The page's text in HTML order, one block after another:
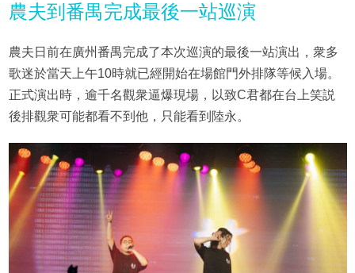
農夫到番禺完成最後一站巡演
農夫日前在廣州番禺完成了本次巡演的最後一站演出，衆多
歌迷於當天上午10時就已經開始在場館門外排隊等候入場。
正式演出時，逾千名觀衆逼爆現場，以致C君都在台上笑説
後排觀衆可能都看不到他，只能看到陸永。